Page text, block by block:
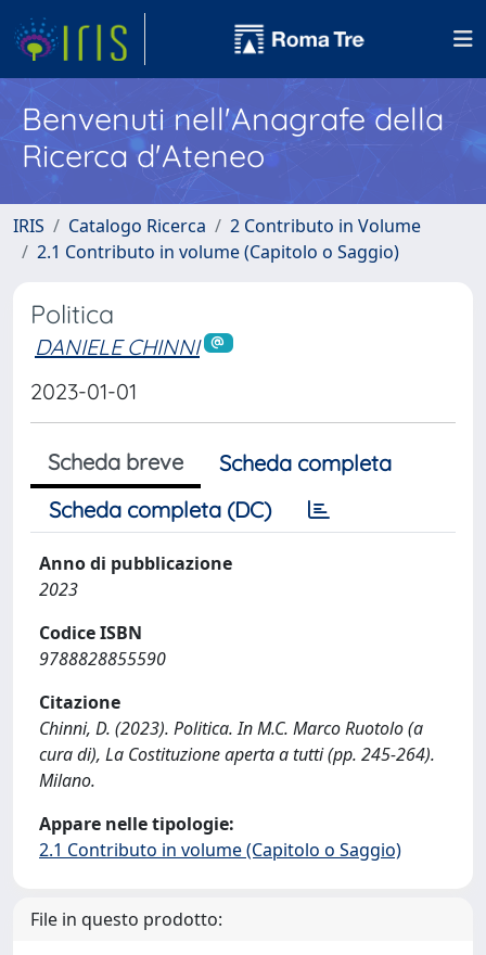
Benvenuti nell'Anagrafe della
Ricerca d'Ateneo
IRIS Catalogo Ricerca
2 Contributo in Volume
2.1 Contributo in volume (Capitolo o Saggio)
Politica
DANIELE CHINNI
2023-01-01
Scheda breve
Scheda completa
Scheda completa (DC)
Anno di pubblicazione
2023
Codice ISBN
9788828855590
Citazione
Chinni, D. (2023). Politica. In M.C. Marco Ruotolo (a
cura di), La Costituzione aperta a tutti (pp. 245-264).
Milano.
Appare nelle tipologie:
2.1 Contributo in volume (Capitolo o Saggio)
File in questo prodotto: